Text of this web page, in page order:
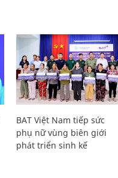
BAT Việt Nam tiếp sức
phụ nữ vùng biên giới
phát triển sinh kế